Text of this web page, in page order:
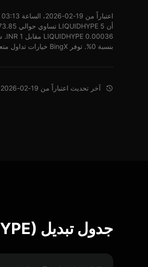
بنسبة 0%. توفر BingX خيارات تداول متعددة برسوم منخفضة تصل إلى 0.1%.
آخر تحديث اعتباراً من 19-02-2026 الساعة 03:13 (UTC)
جدول تبديل Liquid HYPE Yield (LIQUIDHYPE)